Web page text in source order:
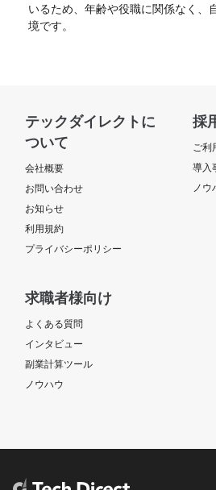
いるため、年齢や役職に関係なく、
境です。
テックダイレクトに
ついて
会社概要
お問い合わせ
お知らせ
利用規約
プライバシーポリシー
採
ご利
導入
ノウ
求職者様向け
よくある質問
インタビュー
副業計算ツール
ノウハウ